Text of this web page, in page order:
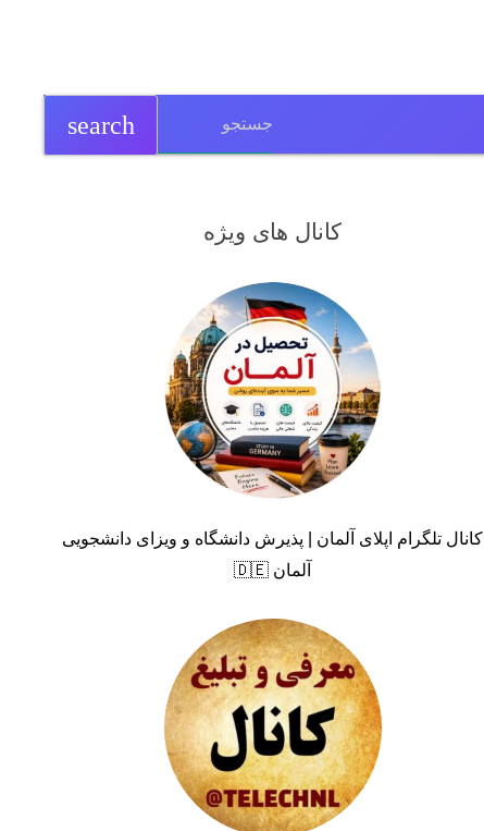
search
کانال های ویژه
کانال تلگرام اپلای آلمان | پذیرش دانشگاه و ویزای دانشجویی
آلمان 🇩🇪